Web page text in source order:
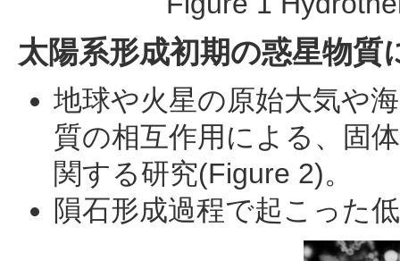
太陽系形成初期の惑星物質
地球や火星の原始大気や
質の相互作用による、固
関する研究(Figure 2)。
隕石形成過程で起こった